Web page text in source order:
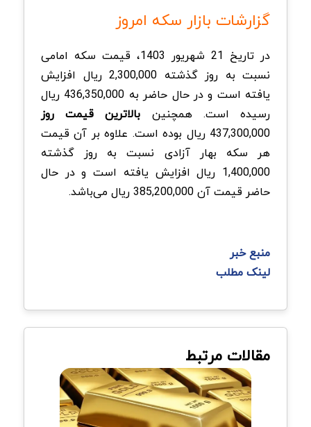
گزارشات بازار سکه امروز
در تاریخ 21 شهریور 1403، قیمت سکه امامی
نسبت به روز گذشته 2,300,000 ریال افزایش
یافته است و در حال حاضر به 436,350,000 ریال
رسیده است. همچنین بالاترین قیمت روز
437,300,000 ریال بوده است. علاوه بر آن قیمت
هر سکه بهار آزادی نسبت به روز گذشته
1,400,000 ریال افزایش یافته است و در حال
حاضر قیمت آن 385,200,000 ریال می‌باشد.
منبع خبر
لینک مطلب
مقالات مرتبط